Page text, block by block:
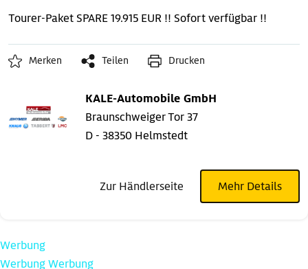
Tourer-Paket SPARE 19.915 EUR !! Sofort verfügbar !!
Merken Teilen Drucken
KALE-Automobile GmbH
Braunschweiger Tor 37
D - 38350 Helmstedt
Zur Händlerseite Mehr Details
Werbung
WerbungWerbung